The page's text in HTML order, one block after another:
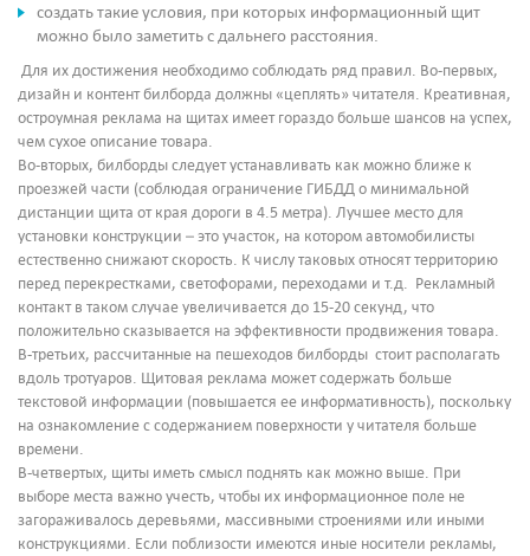
создать такие условия, при которых информационный щит
можно было заметить с дальнего расстояния.
Для их достижения необходимо соблюдать ряд правил. Во-первых,
дизайн и контент билборда должны «цеплять» читателя. Креативная,
остроумная реклама на щитах имеет гораздо больше шансов на успех,
чем сухое описание товара.
Во-вторых, билборды следует устанавливать как можно ближе к
проезжей части (соблюдая ограничение ГИБДД о минимальной
дистанции щита от края дороги в 4.5 метра). Лучшее место для
установки конструкции – это участок, на котором автомобилисты
естественно снижают скорость. К числу таковых относят территорию
перед перекрестками, светофорами, переходами и т.д. Рекламный
контакт в таком случае увеличивается до 15-20 секунд, что
положительно сказывается на эффективности продвижения товара.
В-третьих, рассчитанные на пешеходов билборды стоит располагать
вдоль тротуаров. Щитовая реклама может содержать больше
текстовой информации (повышается ее информативность), поскольку
на ознакомление с содержанием поверхности у читателя больше
времени.
В-четвертых, щиты иметь смысл поднять как можно выше. При
выборе места важно учесть, чтобы их информационное поле не
загораживалось деревьями, массивными строениями или иными
конструкциями. Если поблизости имеются иные носители рекламы,